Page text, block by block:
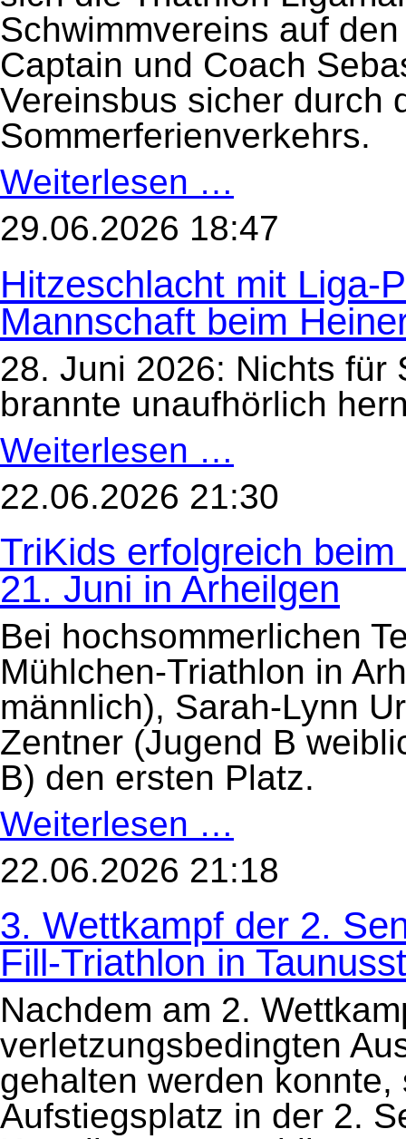
Schwimmvereins auf
Captain und Coach
Vereinsbus sicher durch
Sommerferienverkehrs.
Weiterlesen … Präsenz
beim
größten
Triathlon
in
Hamburg
29.06.2026 18:47
Hitzeschlacht mit Liga-
Mannschaft beim
28. Juni 2026: Nichts für
brannte unaufhörlich
Weiterlesen … Liga-
Podium
für
unsere
Mannschaft
beim
Heinerman!
22.06.2026 21:30
TriKids erfolgreich
21. Juni in Arheilgen
Bei hochsommerlichen
Mühlchen-Triathlon in
männlich), Sarah-Lynn
Zentner (Jugend B
B) den ersten Platz.
Weiterlesen … beim
34.
Mühlchen-
Triathlon
21.
Juni
in
Arheilgen
22.06.2026 21:18
3. Wettkampf der 2.
Fill-Triathlon in
Nachdem am 2.
verletzungsbedingten
gehalten werden
Aufstiegsplatz in der 2.